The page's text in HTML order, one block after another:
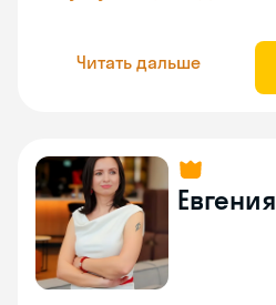
Читать дальше
Евгения